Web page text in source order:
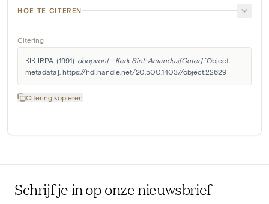
HOE TE CITEREN
Citering
KIK-IRPA. (1991). doopvont - Kerk Sint-Amandus[Outer] [Object
metadata]. https://hdl.handle.net/20.500.14037/object.22629
Citering kopiëren
Schrijf je in op onze nieuwsbrief